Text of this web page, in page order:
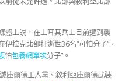
體上說，在土耳其兵士日前遭到襲
拉克北部打逝世36名“可怕分子”，
怕包養網單次分子”。
爾德工人黨、敘利亞庫爾德武裝